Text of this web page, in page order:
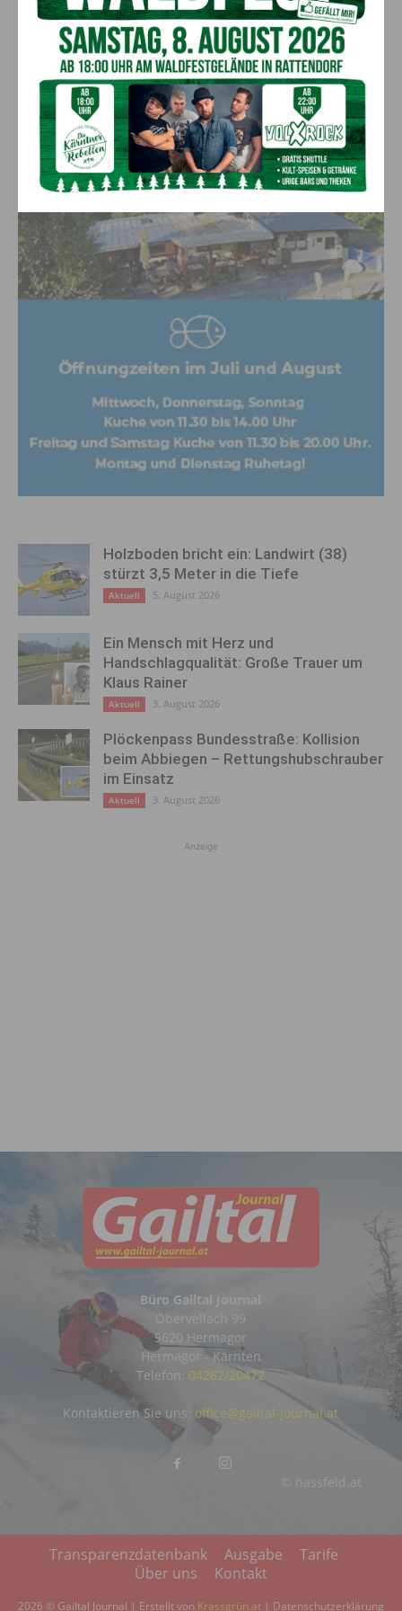
Großeinsatz in Arnoldstein:
Grenzüberschreitende Suchaktion nach
Schweizer (67)
Aktuell 5. August 2026
Anzeige
Holzboden bricht ein: Landwirt (38)
stürzt 3,5 Meter in die Tiefe
Aktuell 5. August 2026
Ein Mensch mit Herz und
Handschlagqualität: Große Trauer um
Klaus Rainer
Aktuell 3. August 2026
Plöckenpass Bundesstraße: Kollision
beim Abbiegen – Rettungshubschrauber
im Einsatz
Aktuell 3. August 2026
Anzeige
Büro Gailtal Journal
Obervellach 99
9620 Hermagor
Hermagor - Kärnten
Telefon: 04282/20472
© nassfeld.at
Kontaktieren Sie uns: office@gailtal-journal.at
Transparenzdatenbank Ausgabe
Tarife
Über uns
Kontakt
2026 © Gailtal Journal | Erstellt von Krassgrün.at | Datenschutzerklärung